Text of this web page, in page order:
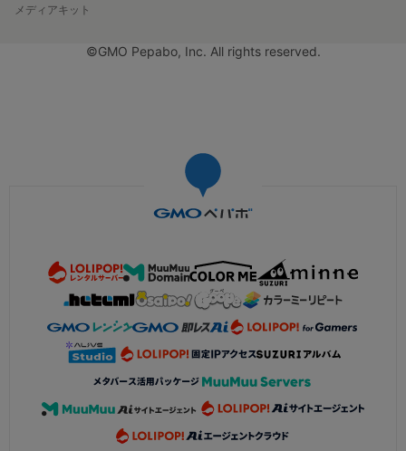
メディアキット
©GMO Pepabo, Inc. All rights reserved.